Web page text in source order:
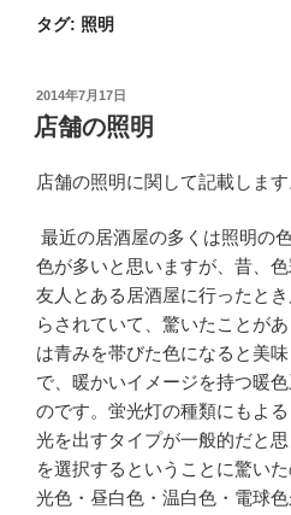
タグ: 照明
投
稿
日:
2014年7月17日
店舗の照明
店舗の照明に関して記載します
最近の居酒屋の多くは照明の
色が多いと思いますが、昔、
友人とある居酒屋に行ったと
らされていて、驚いたことが
は青みを帯びた色になると美
で、暖かいイメージを持つ暖
のです。蛍光灯の種類にもよ
光を出すタイプが一般的だと
を選択するということに驚い
光色・昼白色・温白色・電球